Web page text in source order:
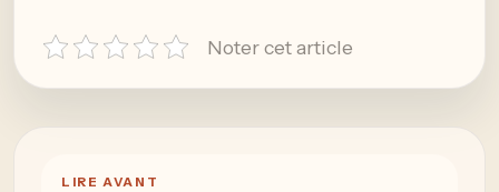
Noter cet article
LIRE AVANT